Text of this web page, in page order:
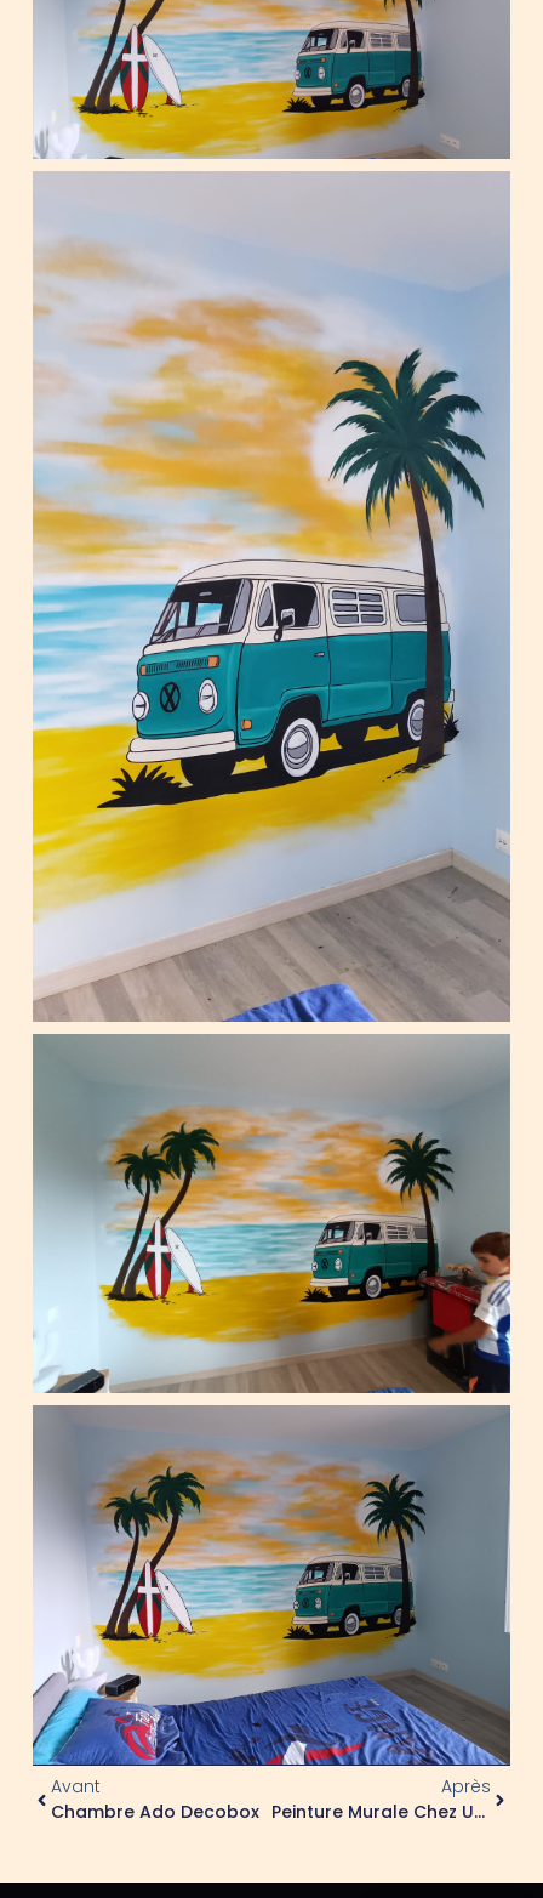
Avant
Chambre Ado Decobox
Après
Peinture Murale Chez Un Particulier